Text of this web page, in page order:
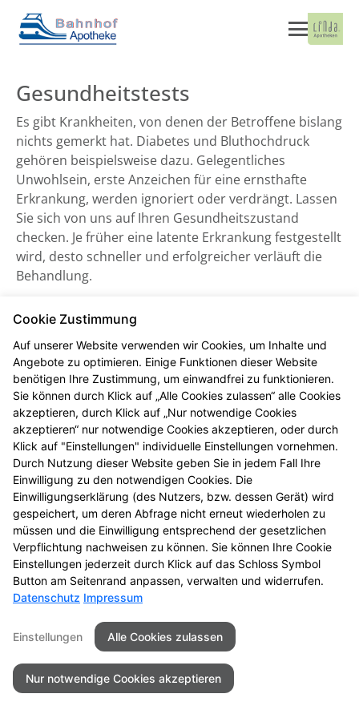
Gesundheitstests
Es gibt Krankheiten, von denen der Betroffene bislang
nichts gemerkt hat. Diabetes und Bluthochdruck
gehören beispielsweise dazu. Gelegentliches
Unwohlsein, erste Anzeichen für eine ernsthafte
Erkrankung, werden ignoriert oder verdrängt. Lassen
Sie sich von uns auf Ihren Gesundheitszustand
checken. Je früher eine latente Erkrankung festgestellt
wird, desto schneller und erfolgreicher verläuft die
Behandlung.
Blutdruckmessung
Gesundheits-Check
Seitenübersicht Kontakt
Impressum
Datenschutz
Barrierefreiheit
© 2026 Bahnhof Apotheke
Cookie Zustimmung
Auf unserer Website verwenden wir Cookies, um Inhalte und
Angebote zu optimieren. Einige Funktionen dieser Website
benötigen Ihre Zustimmung, um einwandfrei zu funktionieren.
Sie können durch Klick auf „Alle Cookies zulassen“ alle Cookies
akzeptieren, durch Klick auf „Nur notwendige Cookies
akzeptieren“ nur notwendige Cookies akzeptieren, oder durch
Klick auf "Einstellungen" individuelle Einstellungen vornehmen.
Durch Nutzung dieser Website geben Sie in jedem Fall Ihre
Einwilligung zu den notwendigen Cookies. Die
Einwilligungserklärung (des Nutzers, bzw. dessen Gerät) wird
gespeichert, um deren Abfrage nicht erneut wiederholen zu
müssen und die Einwilligung entsprechend der gesetzlichen
Verpflichtung nachweisen zu können. Sie können Ihre Cookie
Einstellungen jederzeit durch Klick auf das Schloss Symbol
Button am Seitenrand anpassen, verwalten und widerrufen.
Datenschutz Impressum
Einstellungen Alle Cookies zulassen
Nur notwendige Cookies akzeptieren